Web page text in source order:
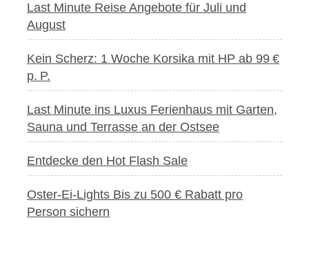
Last Minute Reise Angebote für Juli und
August
Kein Scherz: 1 Woche Korsika mit HP ab 99 €
p. P.
Last Minute ins Luxus Ferienhaus mit Garten,
Sauna und Terrasse an der Ostsee
Entdecke den Hot Flash Sale
Oster-Ei-Lights Bis zu 500 € Rabatt pro
Person sichern